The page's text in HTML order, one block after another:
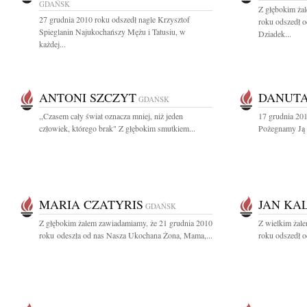
GDAŃSK
27 grudnia 2010 roku odszedł nagle Krzysztof
Spieglanin Najukochańszy Mężu i Tatusiu, w
każdej...
Z głębokim
roku odszedł
Dziadek...
ANTONI SZCZYT GDAŃSK
,,Czasem cały świat oznacza mniej, niż jeden
człowiek, którego brak" Z głębokim smutkiem...
17 grudnia
Pożegnamy
MARIA CZATYRIS GDAŃSK
Z głębokim żalem zawiadamiamy, że 21 grudnia 2010
roku odeszła od nas Nasza Ukochana Żona, Mama,...
JAN
Z wielkim
roku odszedł